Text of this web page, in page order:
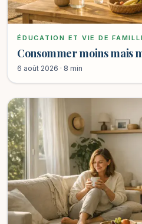
ÉDUCATION ET VIE DE
Consommer moins mais
6 août 2026 · 8 min